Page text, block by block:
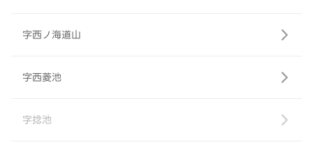
字西ノ海道山
字西菱池
字捻池